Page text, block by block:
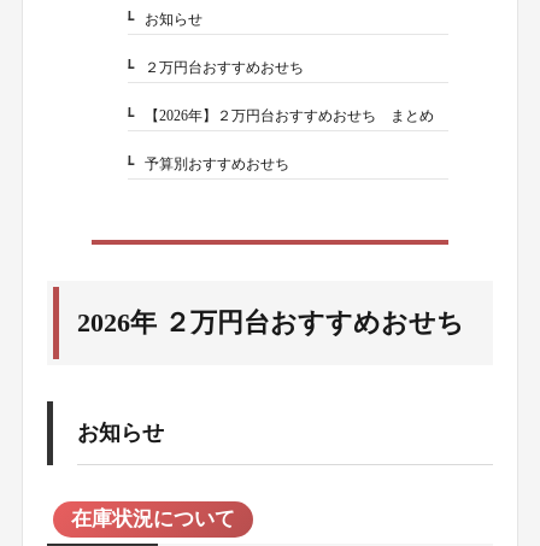
1-1.お知らせ
1-2.２万円台おすすめおせち
1-3.【2026年】２万円台おすすめおせち まとめ
1-4.予算別おすすめおせち
2026年 ２万円台おすすめおせち
お知らせ
在庫状況について